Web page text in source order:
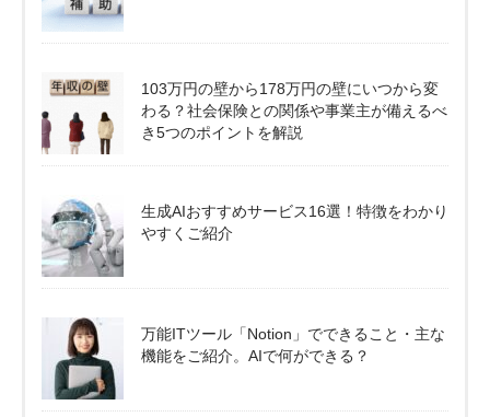
103万円の壁から178万円の壁にいつから変
わる？社会保険との関係や事業主が備えるべ
き5つのポイントを解説
生成AIおすすめサービス16選！特徴をわかり
やすくご紹介
万能ITツール「Notion」でできること・主な
機能をご紹介。AIで何ができる？